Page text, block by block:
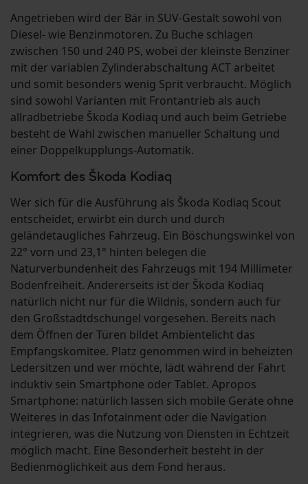
Angetrieben wird der Bär in SUV-Gestalt sowohl von
Diesel- wie Benzinmotoren. Zu Buche schlagen
zwischen 150 und 240 PS, wobei der kleinste Benziner
mit der variablen Zylinderabschaltung ACT arbeitet
und somit besonders wenig Sprit verbraucht. Möglich
sind sowohl Varianten mit Frontantrieb als auch
allradbetriebe Škoda Kodiaq und auch beim Getriebe
besteht de Wahl zwischen manueller Schaltung und
einer Doppelkupplungs-Automatik.
Komfort des Škoda Kodiaq
Wer sich für die Ausführung als Škoda Kodiaq Scout
entscheidet, erwirbt ein durch und durch
geländetaugliches Fahrzeug. Ein Böschungswinkel von
22° vorn und 23,1° hinten belegen die
Naturverbundenheit des Fahrzeugs mit 194 Millimeter
Bodenfreiheit. Andererseits ist der Škoda Kodiaq
natürlich nicht nur für die Wildnis, sondern auch für
den Großstadtdschungel vorgesehen. Bereits nach
dem Öffnen der Türen bildet Ambientelicht das
Empfangskomitee. Platz genommen wird in beheizten
Ledersitzen und wer möchte, lädt während der Fahrt
induktiv sein Smartphone oder Tablet. Apropos
Smartphone: natürlich lassen sich mobile Geräte ohne
Weiteres in das Infotainment oder die Navigation
integrieren, was die Nutzung von Diensten in Echtzeit
möglich macht. Eine Besonderheit besteht in der
Bedienmöglichkeit aus dem Fond heraus.